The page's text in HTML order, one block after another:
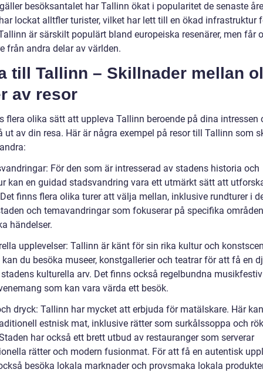
besöksantalet har Tallinn ökat i popularitet de senaste
lockat alltfler turister, vilket har lett till en ökad infrastruktur
är särskilt populärt bland europeiska resenärer, men får
från andra delar av världen.
till Tallinn – Skillnader mellan
av resor
flera olika sätt att uppleva Tallinn beroende på dina intressen
ut av din resa. Här är några exempel på resor till Tallinn som
För den som är intresserad av stadens historia och
kan en guidad stadsvandring vara ett utmärkt sätt att
finns flera olika turer att välja mellan, inklusive rundturer i
och temavandringar som fokuserar på specifika
händelser.
upplevelser: Tallinn är känt för sin rika kultur och
kan du besöka museer, konstgallerier och teatrar för att få en
kulturella arv. Det finns också regelbundna
som kan vara värda ett besök.
dryck: Tallinn har mycket att erbjuda för matälskare. Här
estnisk mat, inklusive rätter som surkålssoppa och
har också ett brett utbud av restauranger som serverar
rätter och modern fusionmat. För att få en autentisk
besöka lokala marknader och provsmaka lokala